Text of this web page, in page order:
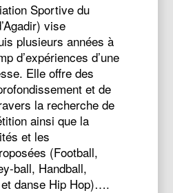
Sportive du
vise
plusieurs années à
d’expériences d’une
Elle offre des
et de
la recherche de
ainsi que la
et les
(Football,
ball, Handball,
danse Hip Hop)….